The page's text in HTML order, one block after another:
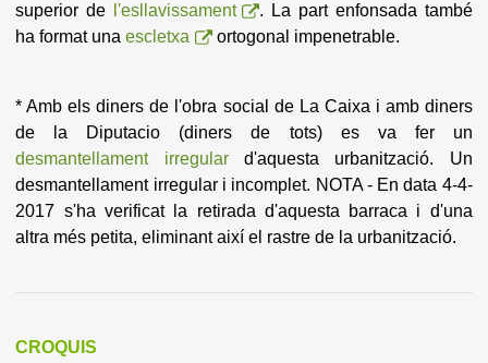
superior de
l'esllavissament
. La part enfonsada també
ha format unaescletxa ortogonal impenetrable.
* Amb els diners de l'obra social de La Caixa i amb diners
de la Diputacio (diners de tots) es va fer un
desmantellament irregulard'aquesta urbanització. Un
desmantellament irregular i incomplet. NOTA - En data 4-4-
2017 s'ha verificat la retirada d'aquesta barraca i d'una
altra més petita, eliminant així el rastre de la urbanització.
CROQUIS